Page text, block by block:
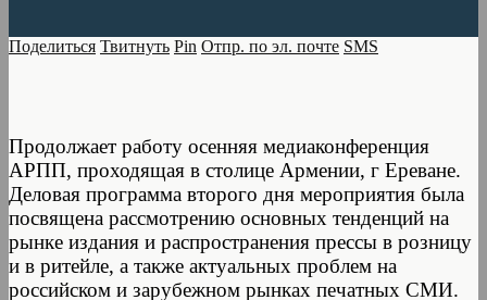
Поделиться Твитнуть Pin Отпр. по эл. почте SMS
Продолжает работу осенняя медиаконференция
АРПП, проходящая в столице Армении, г Ереване.
Деловая программа второго дня мероприятия была
посвящена рассмотрению основных тенденций на
рынке издания и распространения прессы в розницу
и в ритейле, а также актуальных проблем на
российском и зарубежном рынках печатных СМИ.